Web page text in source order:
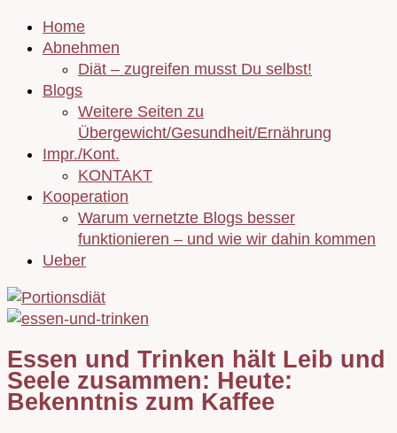
Home
Abnehmen
Diät – zugreifen musst Du selbst!
Blogs
Weitere Seiten zu
Übergewicht/Gesundheit/Ernährung
Impr./Kont.
KONTAKT
Kooperation
Warum vernetzte Blogs besser
funktionieren – und wie wir dahin kommen
Ueber
Essen und Trinken hält Leib und
Seele zusammen: Heute:
Bekenntnis zum Kaffee